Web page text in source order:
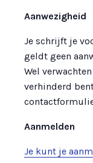
Aanwezigheid
Je schrijft je
geldt geen
Wel
verhinderd
Aanmelden
Je kunt je